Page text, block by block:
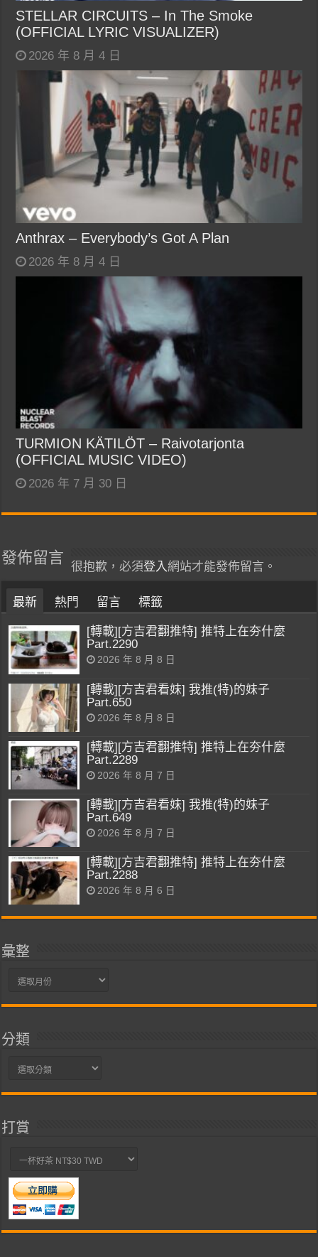
STELLAR CIRCUITS – In The Smoke
(OFFICIAL LYRIC VISUALIZER)
2026 年 8 月 4 日
Anthrax – Everybody’s Got A Plan
2026 年 8 月 4 日
TURMION KÄTILÖT – Raivotarjonta
(OFFICIAL MUSIC VIDEO)
2026 年 7 月 30 日
發佈留言
很抱歉，必須登入網站才能發佈留言。
最新 熱門 留言 標籤
[轉載][方吉君翻推特] 推特上在夯什麼
Part.2290
2026 年 8 月 8 日
[轉載][方吉君看妹] 我推(特)的妹子
Part.650
2026 年 8 月 8 日
[轉載][方吉君翻推特] 推特上在夯什麼
Part.2289
2026 年 8 月 7 日
[轉載][方吉君看妹] 我推(特)的妹子
Part.649
2026 年 8 月 7 日
[轉載][方吉君翻推特] 推特上在夯什麼
Part.2288
2026 年 8 月 6 日
彙整
彙
分類
分
打賞